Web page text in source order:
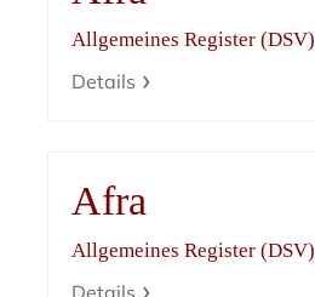
Allgemeines Register (DSV)
Details
Afra
Allgemeines Register (DSV)